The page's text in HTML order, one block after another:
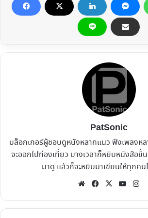
PatSonic
บล็อกเกอร์ผู้ชอบดูหนังหลากแนว ฟังเพลงหล
จะออกไปท่องเที่ยว บางเวลาก็หยิบหนังสือขึ้
มาดู แล้วก็จะหยิบมาเขียนให้ทุกค
WebsiteFacebook
X